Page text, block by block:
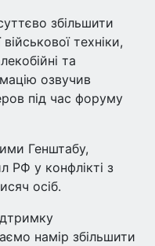
збільшити
техніки,
та
озвучив
під час форуму
Генштабу,
РФ у конфлікті з
осіб.
намір збільшити